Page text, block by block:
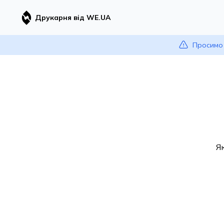
Друкарня від WE.UA
Просимо